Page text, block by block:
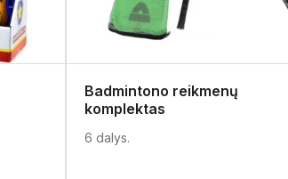
Badmintono reikmenų
komplektas
6 dalys.